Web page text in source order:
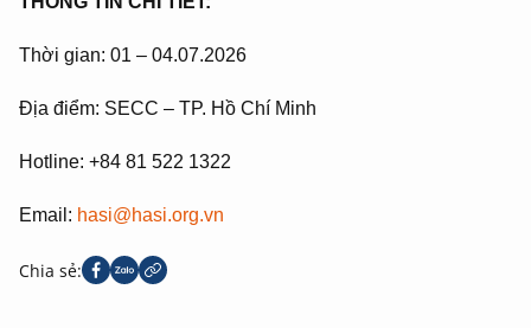
Thời gian: 01 – 04.07.2026
Địa điểm: SECC – TP. Hồ Chí Minh
Hotline: +84 81 522 1322
Email: hasi@hasi.org.vn
Chia sẻ: